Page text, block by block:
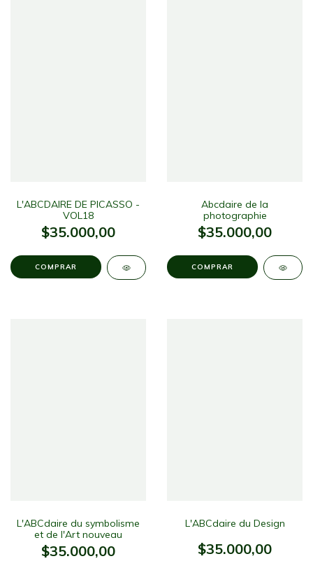
L'ABCDAIRE DE PICASSO -
VOL18
$35.000,00
Abcdaire de la
photographie
$35.000,00
L'ABCdaire du symbolisme
et de l'Art nouveau
$35.000,00
L'ABCdaire du Design
$35.000,00